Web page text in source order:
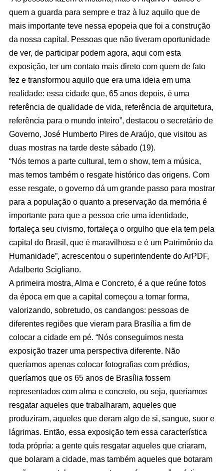
quem a guarda para sempre e traz à luz aquilo que de
mais importante teve nessa epopeia que foi a construção
da nossa capital. Pessoas que não tiveram oportunidade
de ver, de participar podem agora, aqui com esta
exposição, ter um contato mais direto com quem de fato
fez e transformou aquilo que era uma ideia em uma
realidade: essa cidade que, 65 anos depois, é uma
referência de qualidade de vida, referência de arquitetura,
referência para o mundo inteiro”, destacou o secretário de
Governo, José Humberto Pires de Araújo, que visitou as
duas mostras na tarde deste sábado (19).
“Nós temos a parte cultural, tem o show, tem a música,
mas temos também o resgate histórico das origens. Com
esse resgate, o governo dá um grande passo para mostrar
para a população o quanto a preservação da memória é
importante para que a pessoa crie uma identidade,
fortaleça seu civismo, fortaleça o orgulho que ela tem pela
capital do Brasil, que é maravilhosa e é um Patrimônio da
Humanidade”, acrescentou o superintendente do ArPDF,
Adalberto Scigliano.
A primeira mostra, Alma e Concreto, é a que reúne fotos
da época em que a capital começou a tomar forma,
valorizando, sobretudo, os candangos: pessoas de
diferentes regiões que vieram para Brasília a fim de
colocar a cidade em pé. “Nós conseguimos nesta
exposição trazer uma perspectiva diferente. Não
queríamos apenas colocar fotografias com prédios,
queríamos que os 65 anos de Brasília fossem
representados com alma e concreto, ou seja, queríamos
resgatar aqueles que trabalharam, aqueles que
produziram, aqueles que deram algo de si, sangue, suor e
lágrimas. Então, essa exposição tem essa característica
toda própria: a gente quis resgatar aqueles que criaram,
que bolaram a cidade, mas também aqueles que botaram